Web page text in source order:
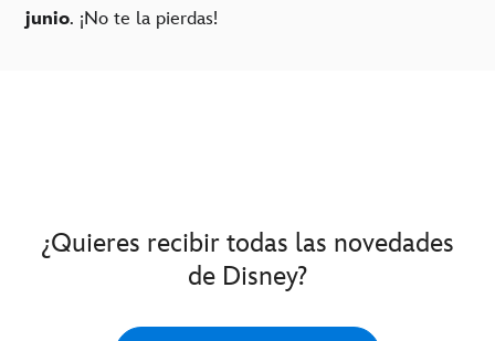
junio. ¡No te la pierdas!
¿Quieres recibir todas las novedades
de Disney?